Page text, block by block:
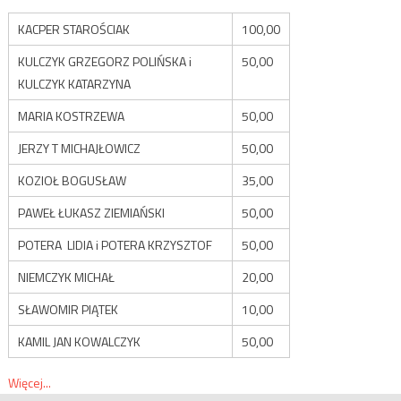
KACPER STAROŚCIAK
100,00
KULCZYK GRZEGORZ POLIŃSKA i
KULCZYK KATARZYNA
50,00
MARIA KOSTRZEWA
50,00
JERZY T MICHAJŁOWICZ
50,00
KOZIOŁ BOGUSŁAW
35,00
PAWEŁ ŁUKASZ ZIEMIAŃSKI
50,00
POTERA LIDIA i POTERA KRZYSZTOF
50,00
NIEMCZYK MICHAŁ
20,00
SŁAWOMIR PIĄTEK
10,00
KAMIL JAN KOWALCZYK
50,00
Więcej...